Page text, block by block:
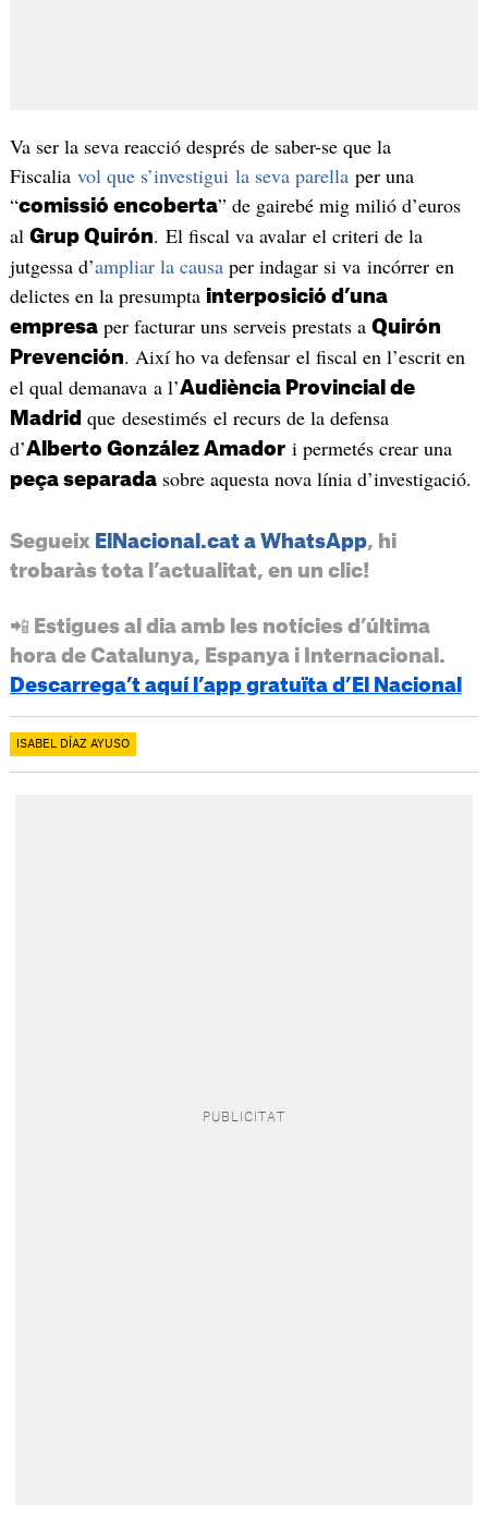
Va ser la seva reacció després de saber-se que la
Fiscalia vol que s’investigui la seva parellaper una
“comissió encoberta” de gairebé mig milió d’euros
al Grup Quirón. El fiscal va avalar el criteri de la
jutgessa d’ampliar la causaper indagar si va incórrer en
delictes en la presumpta interposició d’una
empresaper facturar uns serveis prestats a Quirón
Prevención. Així ho va defensar el fiscal en l’escrit en
el qual demanava a l’Audiència Provincial de
Madrid que desestimés el recurs de la defensa
d’Alberto González Amadori permetés crear una
peça separadasobre aquesta nova línia d’investigació.
Segueix ElNacional.cat a WhatsApp, hi
trobaràs tota l’actualitat, en un clic!
📲 Estigues al dia amb les notícies d’última
hora de Catalunya, Espanya i Internacional.
Descarrega’t aquí l’app gratuïta d’El Nacional
ISABEL DÍAZ AYUSO